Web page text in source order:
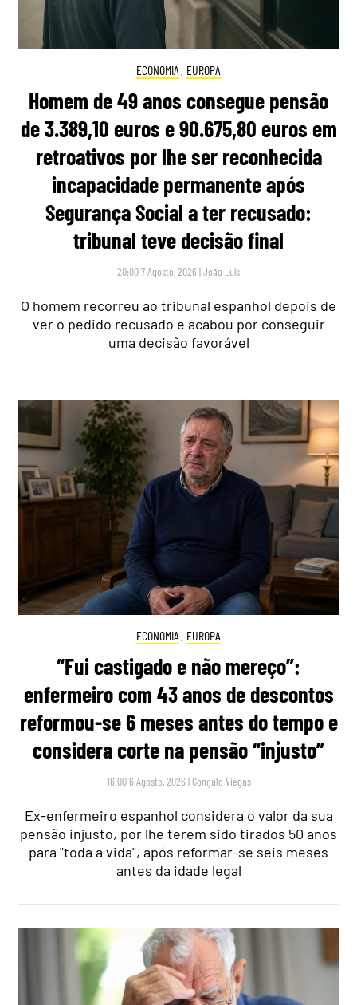
ECONOMIA , EUROPA
Homem de 49 anos consegue pensão
de 3.389,10 euros e 90.675,80 euros em
retroativos por lhe ser reconhecida
incapacidade permanente após
Segurança Social a ter recusado:
tribunal teve decisão final
20:00 7 Agosto, 2026 |João Luís
O homem recorreu ao tribunal espanhol depois de
ver o pedido recusado e acabou por conseguir
uma decisão favorável
ECONOMIA , EUROPA
“Fui castigado e não mereço”:
enfermeiro com 43 anos de descontos
reformou-se 6 meses antes do tempo e
considera corte na pensão “injusto”
16:00 6 Agosto, 2026 | Gonçalo Viegas
Ex-enfermeiro espanhol considera o valor da sua
pensão injusto, por lhe terem sido tirados 50 anos
para "toda a vida", após reformar-se seis meses
antes da idade legal